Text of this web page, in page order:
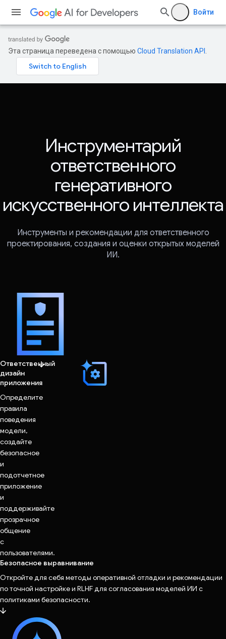
Войти
Эта страница переведена с помощью Cloud Translation API
Инструментарий
ответственного
генеративного
искусственного интеллекта
Инструменты и рекомендации для ответственного
проектирования, создания и оценки открытых моделей
ИИ.
Ответственный
дизайн
приложения
Определите
правила
поведения
модели,
создайте
безопасное
и
подотчетное
приложение
и
поддерживайте
прозрачное
общение
с
пользователями.
Безопасное выравнивание
Откройте для себя методы оперативной отладки и рекомендации
по точной настройке и RLHF для согласования моделей ИИ с
политиками безопасности.